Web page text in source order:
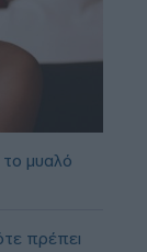
μυαλό
πρέπει